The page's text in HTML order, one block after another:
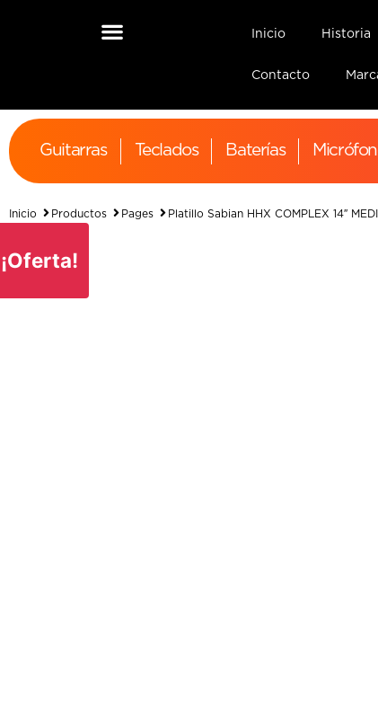
Inicio Historia
Contacto
Guitarras Teclados Baterías
Inicio Productos Pages Platillo Sabian HHX COMPLEX 14″
¡Oferta!